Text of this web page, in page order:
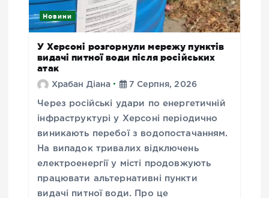
Новини
У Херсоні розгорнули мережу пунктів
видачі питної води після російських
атак
Храбан Діана 7 Серпня, 2026
Через російські удари по енергетичній
інфраструктурі у Херсоні періодично
виникають перебої з водопостачанням.
На випадок тривалих відключень
електроенергії у місті продовжують
працювати альтернативні пункти
видачі питної води. Про це